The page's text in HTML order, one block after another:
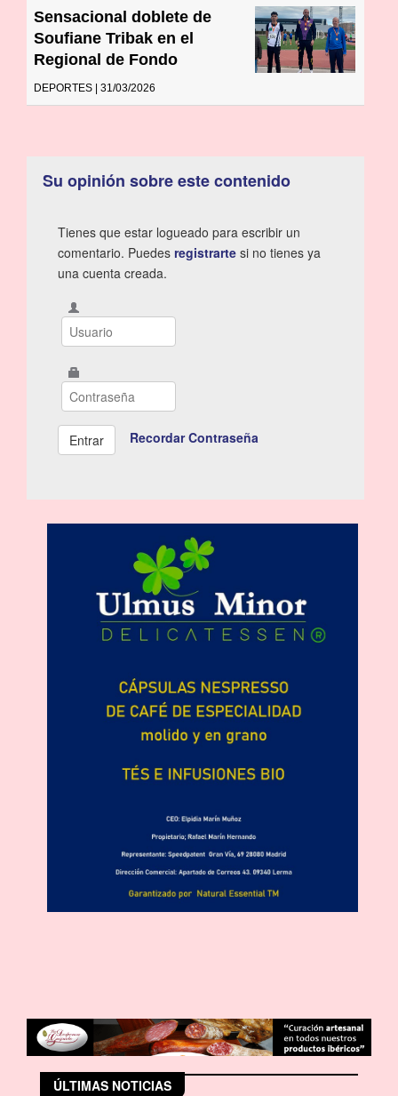
Sensacional doblete de
Soufiane Tribak en el
Regional de Fondo
DEPORTES | 31/03/2026
Su opinión sobre este contenido
Tienes que estar logueado para escribir un
comentario. Puedes registrarte si no tienes ya
una cuenta creada.
Recordar Contraseña
ÚLTIMAS NOTICIAS